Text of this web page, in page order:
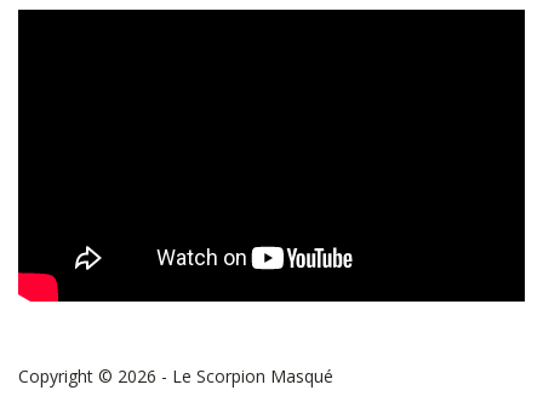
Copyright © 2026 - Le Scorpion Masqué